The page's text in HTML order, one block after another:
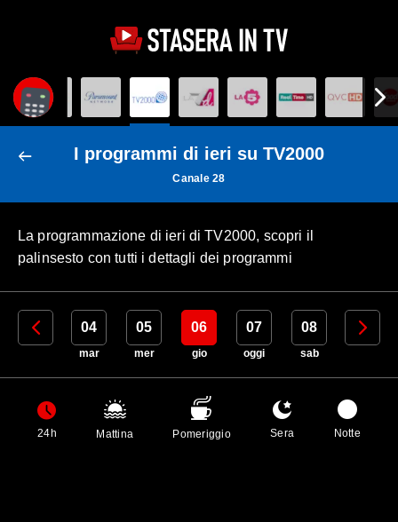
I programmi di ieri su TV2000
Canale 28
La programmazione di ieri di TV2000, scopri il
palinsesto con tutti i dettagli dei programmi
03 04
mar
05
mer
06
gio
07
oggi
08
sab
09
24h Mattina Pomeriggio Sera Notte